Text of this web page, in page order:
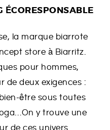
ÉCORESPONSABLE
la marque biarrote
store à Biarritz.
pour hommes,
de deux exigences :
être sous toutes
y trouve une
de ces univers